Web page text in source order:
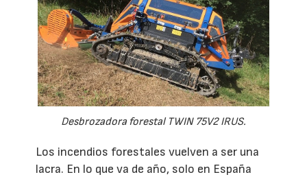
Desbrozadora forestal TWIN 75V2 IRUS.
Los incendios forestales vuelven a ser una
lacra. En lo que va de año, solo en España